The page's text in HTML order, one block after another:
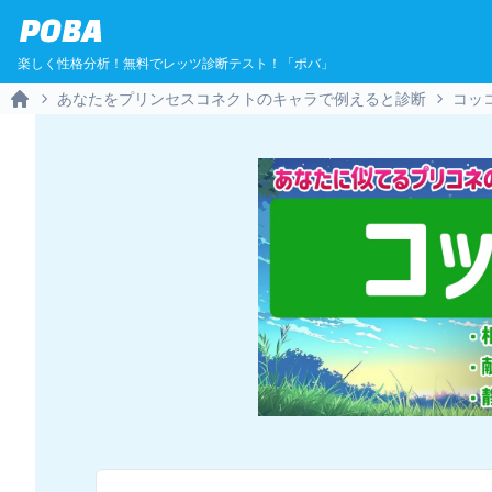
POBA
楽しく性格分析！無料でレッツ診断テスト！「ポバ」
あなたをプリンセスコネクトのキャラで例えると診断 コッ